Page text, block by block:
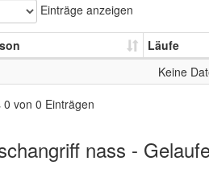
Einträge anzeigen
Läufe
Keine
0 von 0 Einträgen
nass -